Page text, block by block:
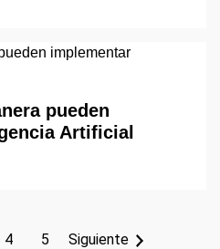
pueden
Artificial
4 5 Siguiente